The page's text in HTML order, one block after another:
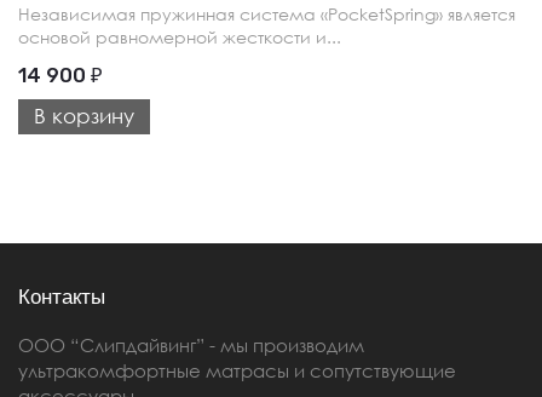
Независимая пружинная система «PocketSpring» является
основой равномерной жесткости и...
14 900 ₽
В корзину
Контакты
ООО “Слипдайвинг” - мы производим
ультракомфортные матрасы и сопутствующие